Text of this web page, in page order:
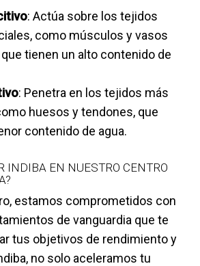
: Actúa sobre los tejidos
como músculos y vasos
tienen un alto contenido de
: Penetra en los tejidos más
huesos y tendones, que
contenido de agua.
INDIBA EN NUESTRO CENTRO
estamos comprometidos con
de vanguardia que te
tus objetivos de rendimiento y
no solo aceleramos tu